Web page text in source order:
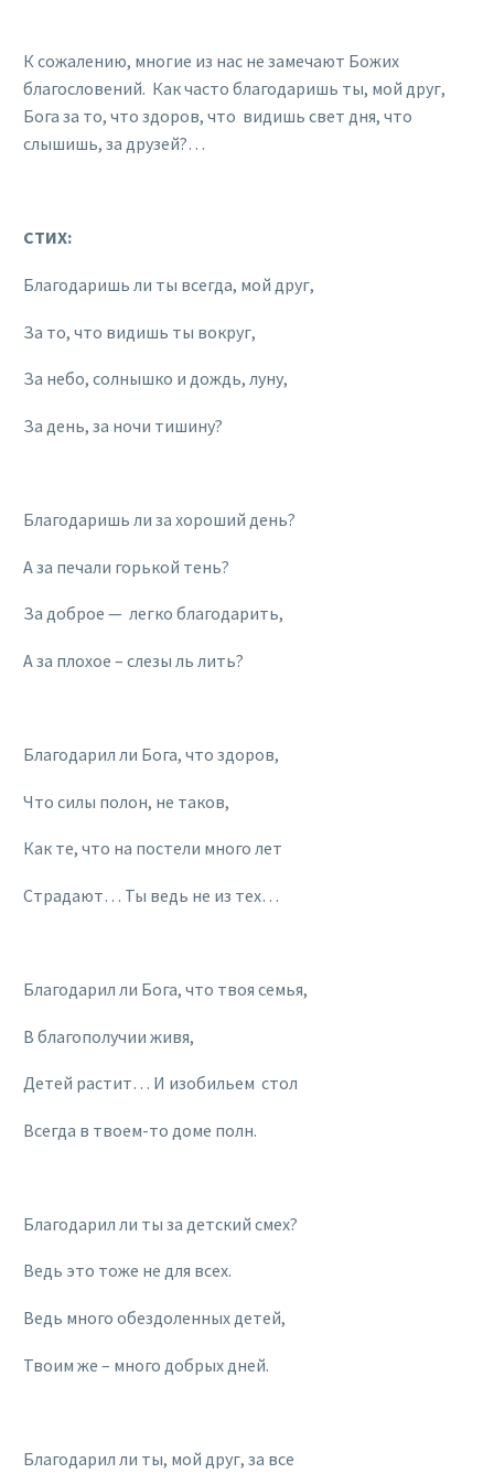
К сожалению, многие из нас не замечают Божих
благословений. Как часто благодаришь ты, мой друг,
Бога за то, что здоров, что видишь свет дня, что
слышишь, за друзей?…
СТИХ:
Благодаришь ли ты всегда, мой друг,
За то, что видишь ты вокруг,
За небо, солнышко и дождь, луну,
За день, за ночи тишину?
Благодаришь ли за хороший день?
А за печали горькой тень?
За доброе — легко благодарить,
А за плохое – слезы ль лить?
Благодарил ли Бога, что здоров,
Что силы полон, не таков,
Как те, что на постели много лет
Страдают… Ты ведь не из тех…
Благодарил ли Бога, что твоя семья,
В благополучии живя,
Детей растит… И изобильем стол
Всегда в твоем-то доме полн.
Благодарил ли ты за детский смех?
Ведь это тоже не для всех.
Ведь много обездоленных детей,
Твоим же – много добрых дней.
Благодарил ли ты, мой друг, за все